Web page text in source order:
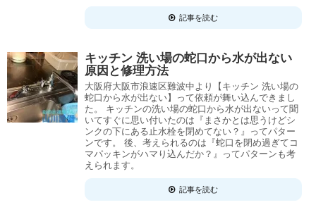
記事を読む
キッチン 洗い場の蛇口から水が出ない
原因と修理方法
大阪府大阪市浪速区難波中より【キッチン 洗い場の
蛇口から水が出ない】って依頼が舞い込んできまし
た。 キッチンの洗い場の蛇口から水が出ないって聞
いてすぐに思い付いたのは『まさかとは思うけどシ
ンクの下にある止水栓を閉めてない？』ってパター
ンです。 後、考えられるのは『蛇口を閉め過ぎてコ
マパッキンがハマり込んだか？』ってパターンも考
えられます。
記事を読む